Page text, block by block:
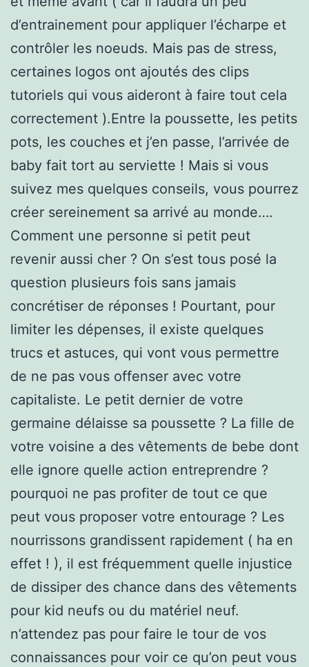
d’entrainement pour appliquer l’écharpe et
contrôler les noeuds. Mais pas de stress,
certaines logos ont ajoutés des clips
tutoriels qui vous aideront à faire tout cela
correctement ).Entre la poussette, les petits
pots, les couches et j’en passe, l’arrivée de
baby fait tort au serviette ! Mais si vous
suivez mes quelques conseils, vous pourrez
créer sereinement sa arrivé au monde….
Comment une personne si petit peut
revenir aussi cher ? On s’est tous posé la
question plusieurs fois sans jamais
concrétiser de réponses ! Pourtant, pour
limiter les dépenses, il existe quelques
trucs et astuces, qui vont vous permettre
de ne pas vous offenser avec votre
capitaliste. Le petit dernier de votre
germaine délaisse sa poussette ? La fille de
votre voisine a des vêtements de bebe dont
elle ignore quelle action entreprendre ?
pourquoi ne pas profiter de tout ce que
peut vous proposer votre entourage ? Les
nourrissons grandissent rapidement ( ha en
effet ! ), il est fréquemment quelle injustice
de dissiper des chance dans des vêtements
pour kid neufs ou du matériel neuf.
n’attendez pas pour faire le tour de vos
connaissances pour voir ce qu’on peut vous